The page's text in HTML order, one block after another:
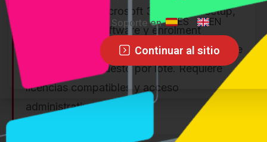
management, Microsoft 365 device setup,
instalación de software y enrolment
automático. Para varios portátiles, se puede
preparar presupuesto por lote. Requiere
licencias compatibles y acceso
administrativo.
Soporte en ES EN
Continuar al sitio